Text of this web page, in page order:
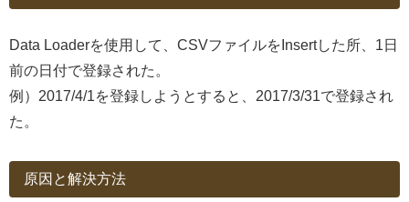
Data Loaderを使用して、CSVファイルをInsertした所、1日
前の日付で登録された。
例）2017/4/1を登録しようとすると、2017/3/31で登録され
た。
原因と解決方法